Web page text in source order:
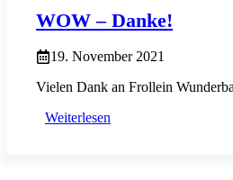
WOW – Danke!
19. November 2021
Vielen Dank an Frollein
Weiterlesen